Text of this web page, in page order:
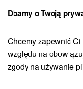
członek grupySorger
Teplice
Królewskie
Dbamy o Twoją
Chcemy zapewnić
względu na
zgody na używanie